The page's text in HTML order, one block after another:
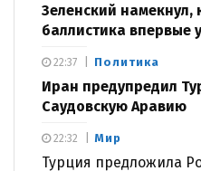
Зеленский намекнул,
баллистика впервые
Политика
Иран предупредил
Саудовскую Аравию
22:37
Мир
Турция предложила
22:32